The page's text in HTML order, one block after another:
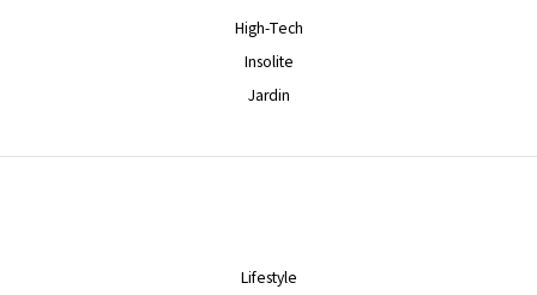
High-Tech
Insolite
Jardin
Lifestyle